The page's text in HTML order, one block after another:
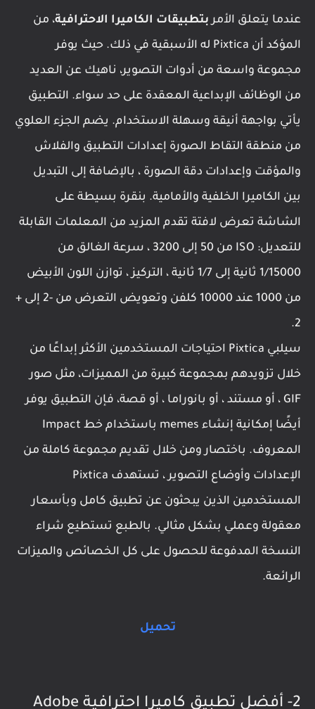
عندما يتعلق الأمر بتطبيقات الكاميرا الاحترافية، من
المؤكد أن Pixtica له الأسبقية في ذلك. حيث يوفر
مجموعة واسعة من أدوات التصوير، ناهيك عن العديد
من الوظائف الإبداعية المعقدة على حد سواء. التطبيق
يأتي بواجهة أنيقة وسهلة الاستخدام. يضم الجزء العلوي
من منطقة التقاط الصورة إعدادات التطبيق والفلاش
والمؤقت وإعدادات دقة الصورة ، بالإضافة إلى التبديل
بين الكاميرا الخلفية والأمامية. بنقرة بسيطة على
الشاشة تعرض لافتة تقدم المزيد من المعلمات القابلة
للتعديل: ISO من 50 إلى 3200 ، سرعة الغالق من
1/15000 ثانية إلى 1/7 ثانية ، التركيز ، توازن اللون الأبيض
من 1000 عند 10000 كلفن وتعويض التعرض من -2 إلى +
2.
سيلبي Pixtica احتياجات المستخدمين الأكثر إبداعًا من
خلال تزويدهم بمجموعة كبيرة من المميزات، مثل صور
GIF ، أو مستند ، أو بانوراما ، أو قصة، فإن التطبيق يوفر
أيضًا إمكانية إنشاء memes باستخدام خط Impact
المعروف. باختصار ومن خلال تقديم مجموعة كاملة من
الإعدادات وأوضاع التصوير ، تستهدف Pixtica
المستخدمين الذين يبحثون عن تطبيق كامل وبأسعار
معقولة وعملي بشكل مثالي. بالطبع تستطيع شراء
النسخة المدفوعة للحصول على كل الخصائص والميزات
الرائعة.
تحميل
2- أفضل تطبيق كاميرا احترافية Adobe